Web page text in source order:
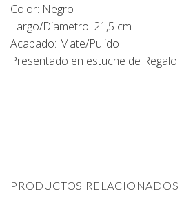
Color: Negro
Largo/Diametro: 21,5 cm
Acabado: Mate/Pulido
Presentado en estuche de Regalo
PRODUCTOS RELACIONADOS